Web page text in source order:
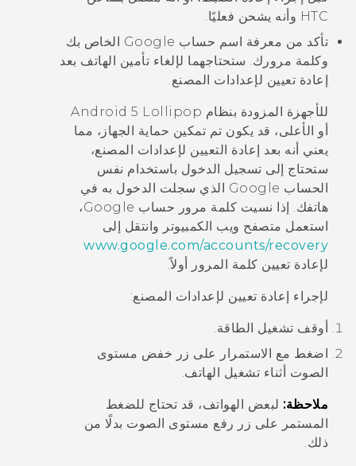
HTC وأنه يشحن فعليًا.
تأكد من معرفة اسم حساب Google الخاص بك
وكلمة مرورك. ستحتاجهما لإلغاء تأمين الهاتف بعد
إعادة تعيين لإعدادات المصنع.
للأجهزة المزودة بنظام Android 5 Lollipop
أو الأعلى، قد يكون تم تمكين حماية الجهاز، مما
يعني أنه بعد إعادة التعيين لإعدادات المصنع،
ستحتاج إلى تسجيل الدخول باستخدام نفس
الحساب Google الذي سجلت الدخول به في
هاتفك. إذا نسيت كلمة مرور حساب Google،
استعمل متصفح ويب الكمبيوتر وانتقل إلى
www.google.com/accounts/recovery
لإعادة تعيين كلمة المرور أولاً.
لإجراء إعادة تعيين لإعدادات المصنع:
أوقف تشغيل الطاقة.
اضغط مع الاستمرار على زر خفض مستوى
الصوت أثناء تشغيل الهاتف.
ملاحظة: لبعض الهواتف، قد تحتاج للضغط
المستمر على زر رفع مستوى الصوت بدلًا من
ذلك.